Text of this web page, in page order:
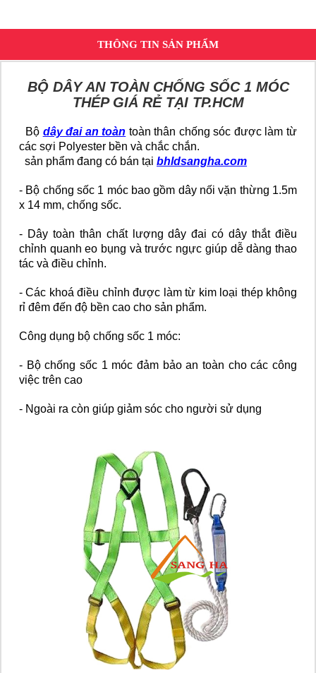
THÔNG TIN SẢN PHẨM
BỘ DÂY AN TOÀN CHỐNG SỐC 1 MÓC
THÉP GIÁ RẺ TẠI TP.HCM
Bộ dây đai an toàn toàn thân chống sóc được làm từ
các sợi Polyester bền và chắc chắn.
sản phẩm đang có bán tại bhldsangha.com
- Bộ chống sốc 1 móc bao gồm dây nối vặn thừng 1.5m
x 14 mm, chống sốc.
- Dây toàn thân chất lượng dây đai có dây thắt điều
chỉnh quanh eo bụng và trước ngực giúp dễ dàng thao
tác và điều chỉnh.
- Các khoá điều chỉnh được làm từ kim loại thép không
rỉ đêm đến độ bền cao cho sản phẩm.
Công dụng bộ chống sốc 1 móc:
- Bộ chống sốc 1 móc đảm bảo an toàn cho các công
việc trên cao
- Ngoài ra còn giúp giảm sóc cho người sử dụng